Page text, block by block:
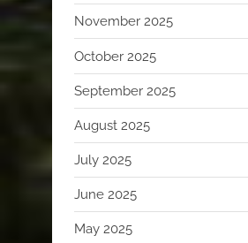
November 2025
October 2025
September 2025
August 2025
July 2025
June 2025
May 2025